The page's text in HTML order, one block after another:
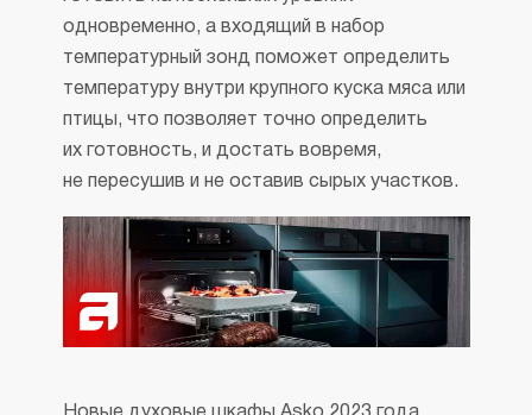
одновременно, а входящий в набор
температурный зонд поможет определить
температуру внутри крупного куска мяса или
птицы, что позволяет точно определить
их готовность, и достать вовремя,
не пересушив и не оставив сырых участков.